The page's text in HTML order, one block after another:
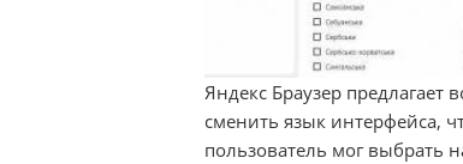
Яндекс Браузер предлагает
сменить язык интерфейса,
пользователь мог выбрать